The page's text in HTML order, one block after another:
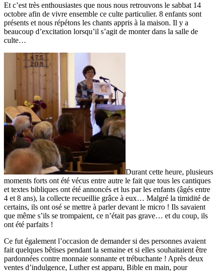
Et c’est très enthousiastes que nous nous retrouvons le sabbat 14
octobre afin de vivre ensemble ce culte particulier. 8 enfants sont
présents et nous répétons les chants appris à la maison. Il y a
beaucoup d’excitation lorsqu’il s’agit de monter dans la salle de
culte…
Durant cette heure, plusieurs
moments forts ont été vécus entre autre le fait que tous les cantiques
et textes bibliques ont été annoncés et lus par les enfants (âgés entre
4 et 8 ans), la collecte recueillie grâce à eux… Malgré la timidité de
certains, ils ont osé se mettre à parler devant le micro ! Ils savaient
que même s’ils se trompaient, ce n’était pas grave… et du coup, ils
ont été parfaits !
Ce fut également l’occasion de demander si des personnes avaient
fait quelques bêtises pendant la semaine et si elles souhaitaient être
pardonnées contre monnaie sonnante et trébuchante ! Après deux
ventes d’indulgence, Luther est apparu, Bible en main, pour